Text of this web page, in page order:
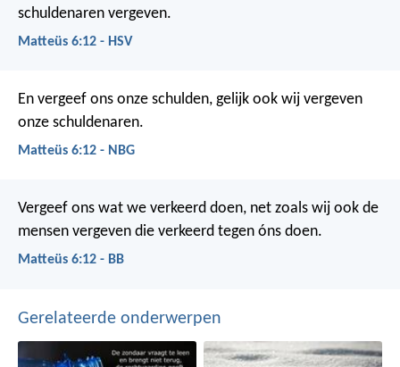
schuldenaren vergeven.
Matteüs 6:12 - HSV
En vergeef ons onze schulden, gelijk ook wij vergeven
onze schuldenaren.
Matteüs 6:12 - NBG
Vergeef ons wat we verkeerd doen, net zoals wij ook de
mensen vergeven die verkeerd tegen óns doen.
Matteüs 6:12 - BB
Gerelateerde onderwerpen